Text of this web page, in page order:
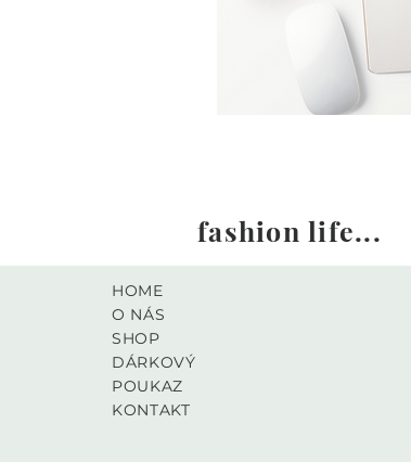
fashion life...
HOME
O NÁS
SHOP
DÁRKOVÝ
POUKAZ
KONTAKT